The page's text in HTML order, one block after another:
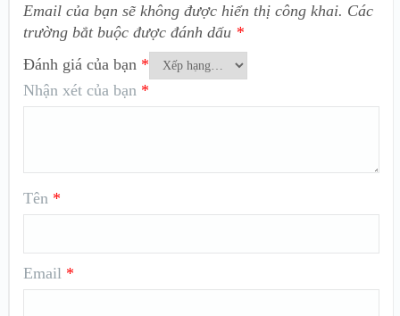
Email của bạn sẽ không được hiển thị công khai. Các
trường bắt buộc được đánh dấu *
Đánh giá của bạn *
Nhận xét của bạn *
Tên *
Email *